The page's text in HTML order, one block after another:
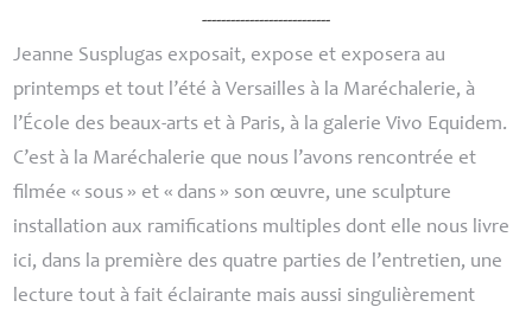
---------------------------
Jeanne Susplugas exposait, expose et exposera au
printemps et tout l’été à Versailles à la Maréchalerie, à
l’École des beaux-arts et à Paris, à la galerie Vivo Equidem.
C’est à la Maréchalerie que nous l’avons rencontrée et
filmée « sous » et « dans » son œuvre, une sculpture
installation aux ramifications multiples dont elle nous livre
ici, dans la première des quatre parties de l’entretien, une
lecture tout à fait éclairante mais aussi singulièrement